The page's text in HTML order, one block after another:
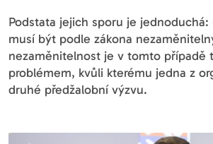
Podstata jejich sporu je jednoduchá:
musí být podle zákona
nezaměnitelnost je v tomto případě
problémem, kvůli kterému jedna z
druhé předžalobní výzvu.